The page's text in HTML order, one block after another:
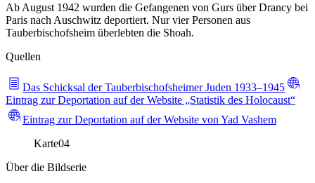
Ab August 1942 wurden die Gefangenen von Gurs über Drancy bei
Paris nach Auschwitz deportiert. Nur vier Personen aus
Tauberbischofsheim überlebten die Shoah.
Quellen
Das Schicksal der Tauberbischofsheimer Juden 1933–1945
Eintrag zur Deportation auf der Website „Statistik des Holocaust“
Eintrag zur Deportation auf der Website von Yad Vashem
Karte04
Über die Bildserie